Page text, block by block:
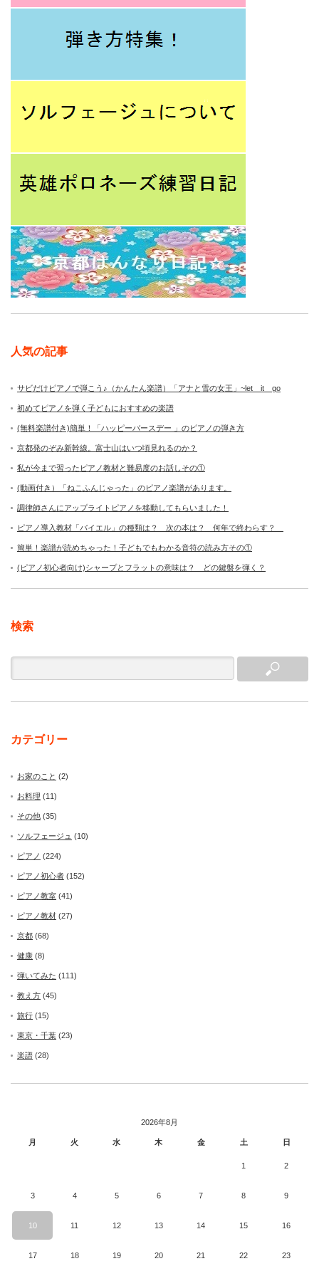
人気の記事
サビだけピアノで弾こう♪（かんたん楽譜）「アナと雪の女王」~let it go
初めてピアノを弾く子どもにおすすめの楽譜
(無料楽譜付き)簡単！「ハッピーバースデー 」のピアノの弾き方
京都発のぞみ新幹線。富士山はいつ頃見れるのか？
私が今まで習ったピアノ教材と難易度のお話しその①
(動画付き）「ねこふんじゃった」のピアノ楽譜があります。
調律師さんにアップライトピアノを移動してもらいました！
ピアノ導入教材「バイエル」の種類は？ 次の本は？ 何年で終わらす？
簡単！楽譜が読めちゃった！子どもでもわかる音符の読み方その①
(ピアノ初心者向け)シャープとフラットの意味は？ どの鍵盤を弾く？
検索
カテゴリー
お家のこと (2)
お料理 (11)
その他 (35)
ソルフェージュ (10)
ピアノ (224)
ピアノ初心者 (152)
ピアノ教室 (41)
ピアノ教材 (27)
京都 (68)
健康 (8)
弾いてみた (111)
教え方 (45)
旅行 (15)
東京・千葉 (23)
楽譜 (28)
2026年8月
月 火 水 木 金 土 日
1 2
3 4 5 6 7 8 9
10 11 12 13 14 15 16
17 18 19 20 21 22 23